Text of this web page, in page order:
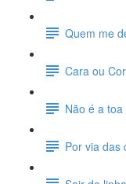
Quem me
Cara ou
Não é a
Por via das